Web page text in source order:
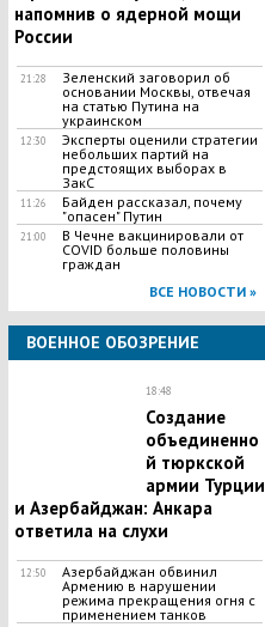
напомнив о ядерной мощи
России
21:28
Зеленский заговорил об
основании Москвы, отвечая
на статью Путина на
украинском
12:30
Эксперты оценили стратегии
небольших партий на
предстоящих выборах в
ЗакС
11:26
Байден рассказал, почему
"опасен" Путин
21:00
В Чечне вакцинировали от
COVID больше половины
граждан
ВСЕ НОВОСТИ »
ВОЕННОЕ ОБОЗРЕНИЕ
18:48
Создание
объединенно
й тюркской
армии Турции
и Азербайджан: Анкара
ответила на слухи
12:50
Азербайджан обвинил
Армению в нарушении
режима прекращения огня с
применением танков